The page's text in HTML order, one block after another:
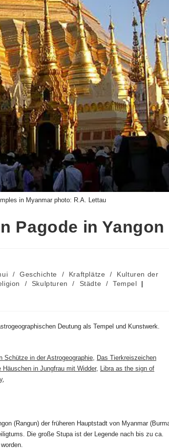
in Myanmar photo: R.A. Lettau
Pagode in Yangon
/ Geschichte / Kraftplätze /
Kulturen der
/ Skulpturen / Städte /
Tempel
Deutung als Tempel und Kunstwerk.
Schütze in der Astrogeographie, Das Tierkreiszeichen
Häuschen in Jungfrau mit Widder, Libra as the sign of
,
(Rangun) der früheren Hauptstadt von Myanmar
Die große Stupa ist der Legende nach bis zu ca.